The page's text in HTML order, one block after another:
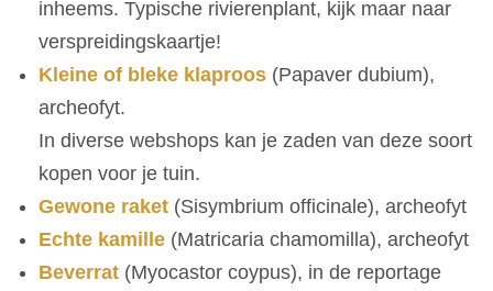
inheems. Typische rivierenplant, kijk maar naar
verspreidingskaartje!
Kleine of bleke klaproos (Papaver dubium),
archeofyt.
In diverse webshops kan je zaden van deze soort
kopen voor je tuin.
Gewone raket (Sisymbrium officinale), archeofyt
Echte kamille (Matricaria chamomilla), archeofyt
Beverrat (Myocastor coypus), in de reportage